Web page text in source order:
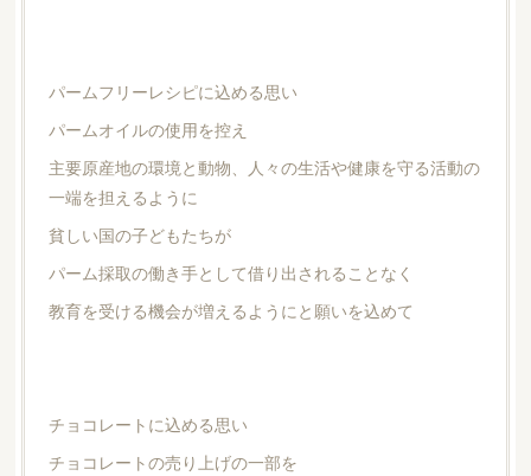
パームフリーレシピに込める思い
パームオイルの使用を控え
主要原産地の環境と動物、人々の生活や健康を守る活動の
一端を担えるように
貧しい国の子どもたちが
パーム採取の働き手として借り出されることなく
教育を受ける機会が増えるようにと願いを込めて
チョコレートに込める思い
チョコレートの売り上げの一部を